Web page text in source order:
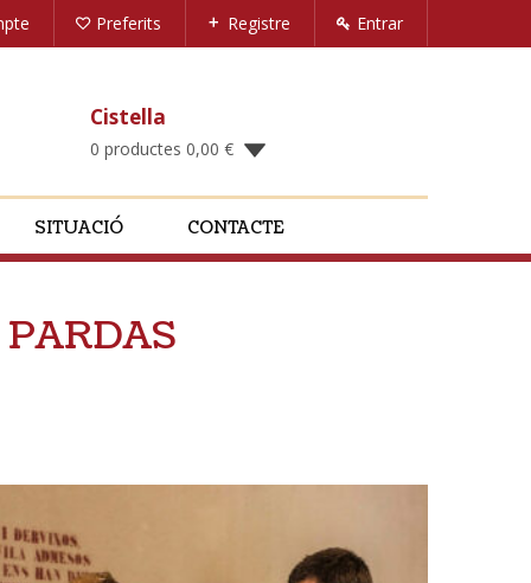
Preferits Registre Entrar
Cistella
0 productes 0,00 €
SITUACIÓ CONTACTE